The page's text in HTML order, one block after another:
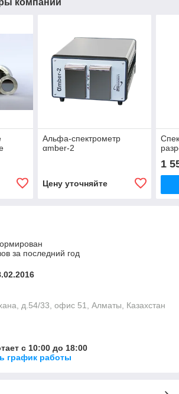
Альфа-спектрометр
αmber-2
Цену уточняйте
1
за последний год
д.54/33, офис 51, Алматы, Казахстан
с 10:00 до 18:00
график работы